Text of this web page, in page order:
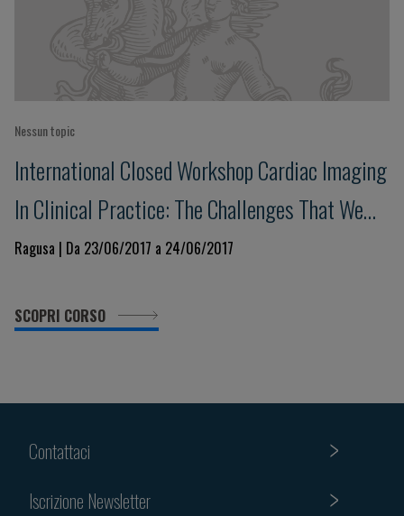
Nessun topic
International Closed Workshop Cardiac Imaging
In Clinical Practice: The Challenges That We
Have Won And Those That Still Lie Ahead
Ragusa | Da 23/06/2017 a 24/06/2017
SCOPRI CORSO
Contattaci
Iscrizione Newsletter